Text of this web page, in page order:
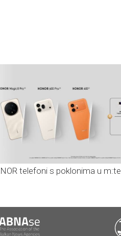
telefoni s poklonima u